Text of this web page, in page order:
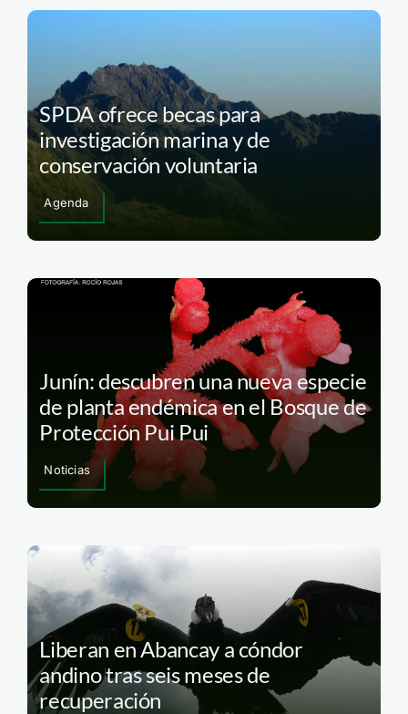
SPDA ofrece becas para
investigación marina y de
conservación voluntaria
Agenda
Junín: descubren una nueva especie
de planta endémica en el Bosque de
Protección Pui Pui
Noticias
Liberan en Abancay a cóndor
andino tras seis meses de
recuperación